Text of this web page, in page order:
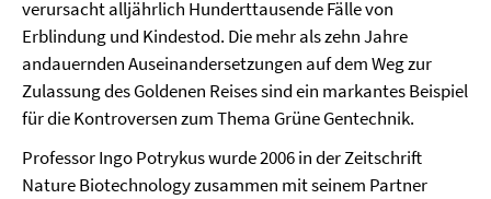
verursacht alljährlich Hunderttausende Fälle von
Erblindung und Kindestod. Die mehr als zehn Jahre
andauernden Auseinandersetzungen auf dem Weg zur
Zulassung des Goldenen Reises sind ein markantes Beispiel
für die Kontroversen zum Thema Grüne Gentechnik.
Professor Ingo Potrykus wurde 2006 in der Zeitschrift
Nature Biotechnology zusammen mit seinem Partner